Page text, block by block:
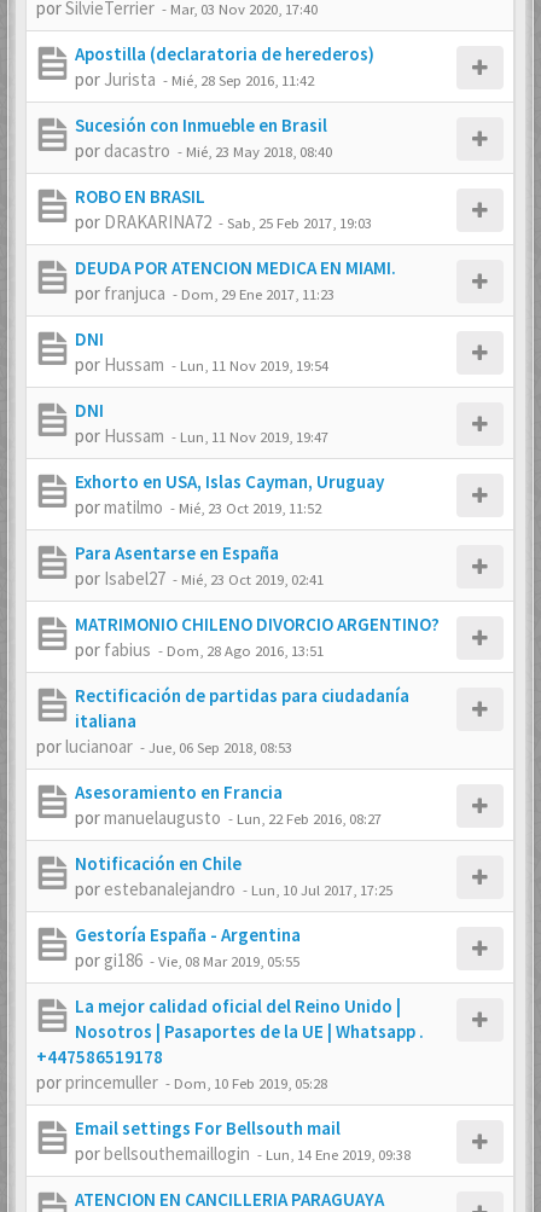
porSilvieTerrier - Mar, 03 Nov 2020, 17:40
Apostilla (declaratoria de herederos)
por Jurista - Mié, 28 Sep 2016, 11:42
Sucesión con Inmueble en Brasil
por dacastro - Mié, 23 May 2018, 08:40
ROBO EN BRASIL
por DRAKARINA72 -Sab, 25 Feb 2017, 19:03
DEUDA POR ATENCION MEDICA EN MIAMI.
por franjuca - Dom, 29 Ene 2017, 11:23
DNI
por Hussam - Lun, 11 Nov 2019, 19:54
DNI
por Hussam - Lun, 11 Nov 2019, 19:47
Exhorto en USA, Islas Cayman, Uruguay
pormatilmo - Mié, 23 Oct 2019, 11:52
Para Asentarse en España
por Isabel27 - Mié, 23 Oct 2019, 02:41
MATRIMONIO CHILENO DIVORCIO ARGENTINO?
por fabius - Dom, 28 Ago 2016, 13:51
Rectificación de partidas para ciudadanía
italiana
porlucianoar -Jue, 06 Sep 2018, 08:53
Asesoramiento en Francia
pormanuelaugusto - Lun, 22 Feb 2016, 08:27
Notificación en Chile
por estebanalejandro - Lun, 10 Jul 2017, 17:25
Gestoría España - Argentina
por gi186 -Vie, 08 Mar 2019, 05:55
La mejor calidad oficial del Reino Unido |
Nosotros | Pasaportes de la UE | Whatsapp .
+447586519178
porprincemuller - Dom, 10 Feb 2019, 05:28
Email settings For Bellsouth mail
porbellsouthemaillogin - Lun, 14 Ene 2019, 09:38
ATENCION EN CANCILLERIA PARAGUAYA